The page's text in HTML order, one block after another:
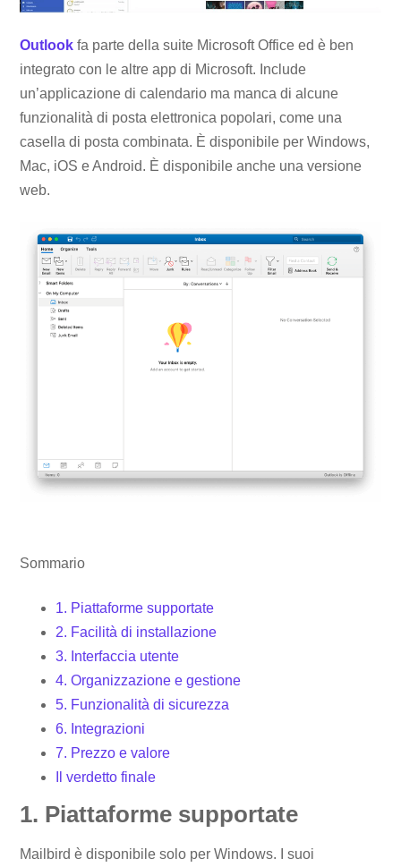
Outlook fa parte della suite Microsoft Office ed è ben
integrato con le altre app di Microsoft. Include
un’applicazione di calendario ma manca di alcune
funzionalità di posta elettronica popolari, come una
casella di posta combinata. È disponibile per Windows,
Mac, iOS e Android. È disponibile anche una versione
web.
Sommario
1. Piattaforme supportate
2. Facilità di installazione
3. Interfaccia utente
4. Organizzazione e gestione
5. Funzionalità di sicurezza
6. Integrazioni
7. Prezzo e valore
Il verdetto finale
1. Piattaforme supportate
Mailbird è disponibile solo per Windows. I suoi